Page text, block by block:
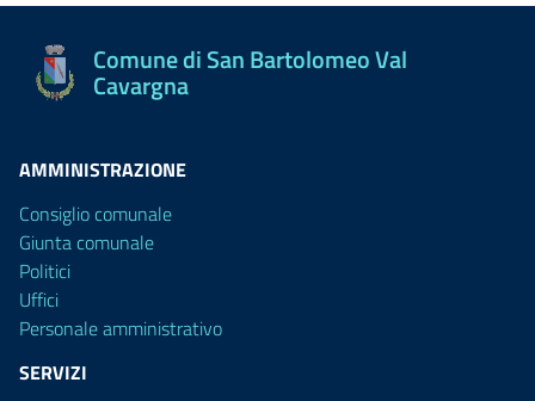
Comune di San Bartolomeo Val
Cavargna
AMMINISTRAZIONE
Consiglio comunale
Giunta comunale
Politici
Uffici
Personale amministrativo
SERVIZI